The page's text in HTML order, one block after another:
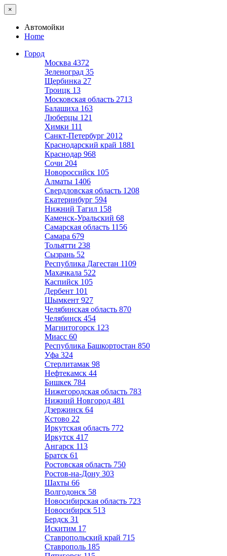
×
Автомойки
Home
Город
Москва 4372
Зеленоград 35
Щербинка 27
Троицк 13
Московская область 2713
Балашиха 163
Люберцы 121
Химки 111
Санкт-Петербург 2012
Краснодарский край 1881
Краснодар 968
Сочи 204
Новороссийск 105
Алматы 1406
Свердловская область 1208
Екатеринбург 594
Нижний Тагил 158
Каменск-Уральский 68
Самарская область 1156
Самара 679
Тольятти 238
Сызрань 52
Республика Дагестан 1109
Махачкала 522
Каспийск 105
Дербент 101
Шымкент 927
Челябинская область 870
Челябинск 454
Магнитогорск 123
Миасс 60
Республика Башкортостан 850
Уфа 324
Стерлитамак 98
Нефтекамск 44
Бишкек 784
Нижегородская область 783
Нижний Новгород 481
Дзержинск 64
Кстово 22
Иркутская область 772
Иркутск 417
Ангарск 113
Братск 61
Ростовская область 750
Ростов-на-Дону 303
Шахты 66
Волгодонск 58
Новосибирская область 723
Новосибирск 513
Бердск 31
Искитим 17
Ставропольский край 715
Ставрополь 185